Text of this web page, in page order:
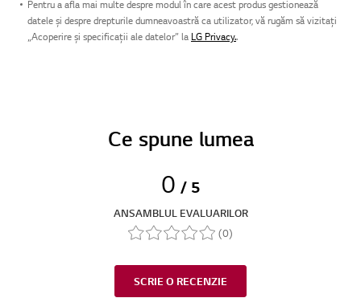
Pentru a afla mai multe despre modul în care acest produs gestionează
datele și despre drepturile dumneavoastră ca utilizator, vă rugăm să vizitați
„Acoperire și specificații ale datelor” la LG Privacy..
Ce spune lumea
0 / 5
ANSAMBLUL EVALUARILOR
(0)
SCRIE O RECENZIE